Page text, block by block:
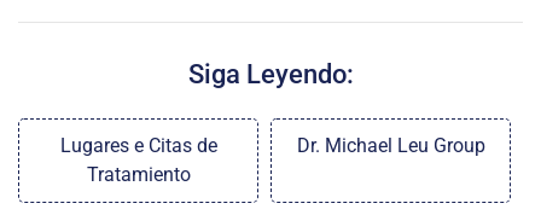
Siga Leyendo:
Lugares e Citas de
Tratamiento
Dr. Michael Leu Group